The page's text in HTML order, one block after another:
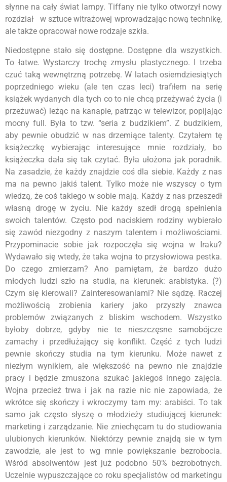
słynne na cały świat lampy. Tiffany nie tylko otworzył nowy
rozdział w sztuce witrażowej wprowadzając nową technikę,
ale także opracował nowe rodzaje szkła.
Niedostępne stało się dostępne. Dostępne dla wszystkich.
To łatwe. Wystarczy trochę zmysłu plastycznego. I trzeba
czuć taką wewnętrzną potrzebę. W latach osiemdziesiątych
poprzedniego wieku (ale ten czas leci) trafiłem na serię
książek wydanych dla tych co to nie chcą przeżywać życia (i
przeżuwać) leżąc na kanapie, patrząc w telewizor, popijając
mocny full. Była to tzw. “seria z budzikiem”. Z budzikiem,
aby pewnie obudzić w nas drzemiące talenty. Czytałem tę
książeczkę wybierając interesujące mnie rozdziały, bo
książeczka dała się tak czytać. Była ułożona jak poradnik.
Na zasadzie, że każdy znajdzie coś dla siebie. Każdy z nas
ma na pewno jakiś talent. Tylko może nie wszyscy o tym
wiedzą, że coś takiego w sobie mają. Każdy z nas przeszedł
własną drogę w życiu. Nie każdy szedł drogą spełnienia
swoich talentów. Często pod naciskiem rodziny wybierało
się zawód niezgodny z naszym talentem i możliwościami.
Przypominacie sobie jak rozpoczęła się wojna w Iraku?
Wydawało się wtedy, że taka wojna to przysłowiowa pestka.
Do czego zmierzam? Ano pamiętam, że bardzo dużo
młodych ludzi szło na studia, na kierunek: arabistyka. (?)
Czym się kierowali? Zainteresowaniami? Nie sądzę. Raczej
możliwością zrobienia kariery jako przyszły znawca
problemów związanych z bliskim wschodem. Wszystko
byłoby dobrze, gdyby nie te nieszczęsne samobójcze
zamachy i przedłużający się konflikt. Część z tych ludzi
pewnie skończy studia na tym kierunku. Może nawet z
niezłym wynikiem, ale większość na pewno nie znajdzie
pracy i będzie zmuszona szukać jakiegoś innego zajęcia.
Wojna przecież trwa i jak na razie nic nie zapowiada, że
wkrótce się skończy i wkroczymy tam my: arabiści. To tak
samo jak często słyszę o młodzieży studiującej kierunek:
marketing i zarządzanie. Nie zniechęcam tu do studiowania
ulubionych kierunków. Niektórzy pewnie znajdą sie w tym
zawodzie, ale jest to wg mnie powiększanie bezrobocia.
Wśród absolwentów jest już podobno 50% bezrobotnych.
Uczelnie wypuszczające co roku specjalistów od marketingu